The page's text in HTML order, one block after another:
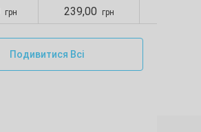
грн 239,00 грн
Подивитися Всі